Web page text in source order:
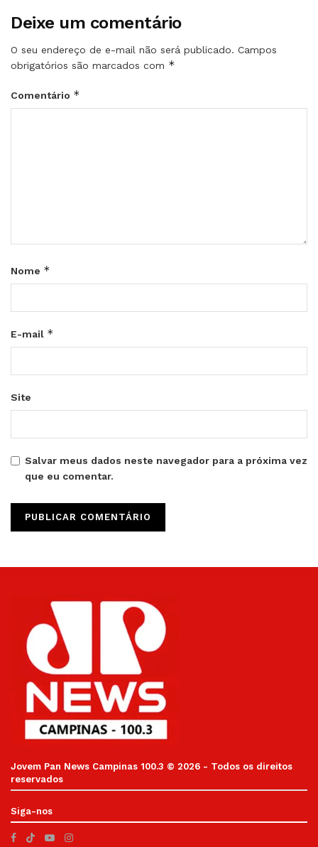
Deixe um comentário
O seu endereço de e-mail não será publicado. Campos
obrigatórios são marcados com *
Comentário *
Nome *
E-mail *
Site
Salvar meus dados neste navegador para a próxima vez
que eu comentar.
Jovem Pan News Campinas 100.3 © 2026 - Todos os direitos
reservados
Siga-nos